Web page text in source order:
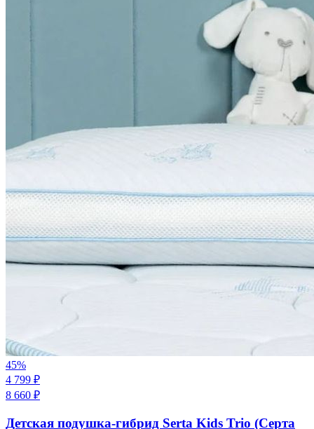
45%
4 799 ₽
8 660 ₽
Детская подушка-гибрид Serta Kids Trio (Серта